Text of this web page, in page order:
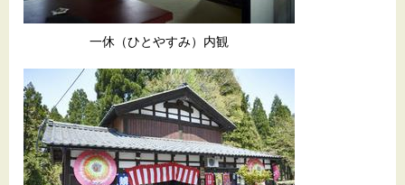
一休（ひとやすみ）内観